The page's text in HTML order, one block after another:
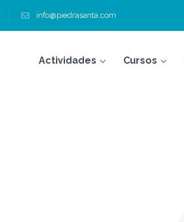
info@piedrasanta.com
Actividades Cursos